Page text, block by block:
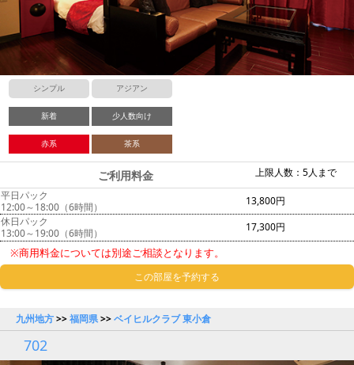
シンプル アジアン
新着 少人数向け
赤系 茶系
上限人数：5人まで
ご利用料金
平日パック
12:00～18:00（6時間）
13,800円
休日パック
13:00～19:00（6時間）
17,300円
※商用料金については別途ご相談となります。
この部屋を予約する
九州地方>>福岡県>>ベイヒルクラブ 東小倉
702